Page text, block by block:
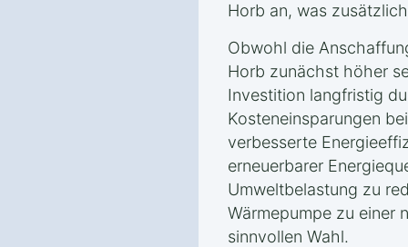
Horb an, was
Obwohl die
Horb zunächst höher
Investition langfristig
Kosteneinsparungen
verbesserte
erneuerbarer
Umweltbelastung zu
Wärmepumpe zu einer
sinnvollen Wahl.